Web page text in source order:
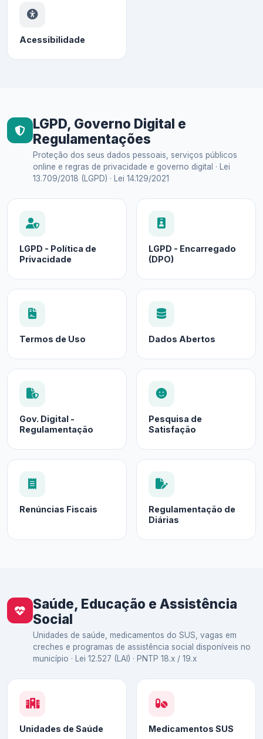
Acessibilidade
LGPD, Governo Digital e
Regulamentações
Proteção dos seus dados pessoais, serviços públicos
online e regras de privacidade e governo digital · Lei
13.709/2018 (LGPD) · Lei 14.129/2021
LGPD - Política de
Privacidade
LGPD - Encarregado
(DPO)
Termos de Uso Dados Abertos
Gov. Digital -
Regulamentação
Pesquisa de
Satisfação
Renúncias Fiscais
Regulamentação de
Diárias
Saúde, Educação e Assistência
Social
Unidades de saúde, medicamentos do SUS, vagas em
creches e programas de assistência social disponíveis no
município · Lei 12.527 (LAI) · PNTP 18.x / 19.x
Unidades de Saúde Medicamentos SUS